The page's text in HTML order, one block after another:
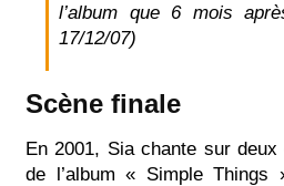
l’album que 6 mois
17/12/07)
Scène finale
En 2001, Sia chante sur
de l’album « Simple Things